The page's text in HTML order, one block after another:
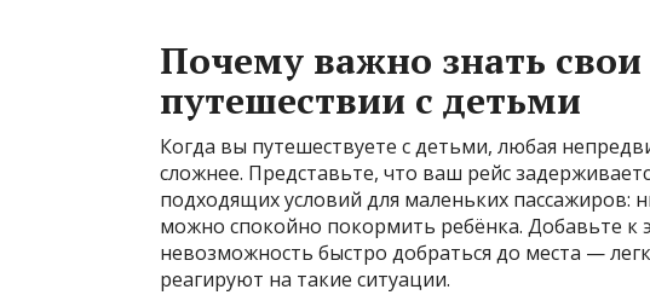
Почему важно знать
путешествии с детьми
Когда вы путешествуете с детьми, любая
сложнее. Представьте, что ваш рейс
подходящих условий для маленьких пассажиров:
можно спокойно покормить ребёнка. Добавьте к
невозможность быстро добраться до места —
реагируют на такие ситуации.